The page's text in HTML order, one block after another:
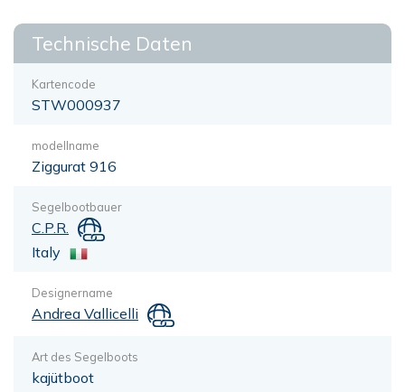
Technische Daten
Kartencode
STW000937
modellname
Ziggurat 916
Segelbootbauer
C.P.R.
Italy
Designername
Andrea Vallicelli
Art des Segelboots
kajütboot